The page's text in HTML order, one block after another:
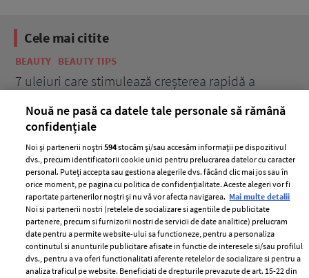
Cele mai citite
BEAUTY BEAUTY TIPS
7 uleiuri care stimulează creșterea rapidă a
ELLE Style Awards
2024
Despre ELLE
Termeni si conditii
Politica de
confidențialitate
Nouă ne pasă ca datele tale personale să rămână
confidențiale
Noi și partenerii noștri594stocăm și/sau accesăm informații pe dispozitivul
dvs., precum identificatorii cookie unici pentru prelucrarea datelor cu caracter
personal. Puteți accepta sau gestiona alegerile dvs. făcând clic mai jos sau în
orice moment, pe pagina cu politica de confidențialitate. Aceste alegeri vor fi
raportate partenerilor noștri și nu vă vor afecta navigarea. Mai multe detalii
Noi si partenerii nostri (retelele de socializare si agentiile de publicitate
partenere, precum si furnizorii nostri de servicii de date analitice) prelucram
date pentru a permite website-ului sa functioneze, pentru a personaliza
continutul si anunturile publicitare afisate in functie de interesele si/sau profilul
dvs., pentru a va oferi functionalitati aferente retelelor de socializare si pentru a
analiza traficul pe website. Beneficiati de drepturile prevazute de art. 15-22 din